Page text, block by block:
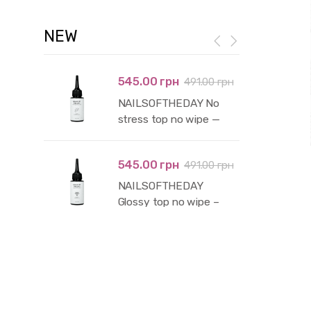
NEW
545.00 грн 491.00 грн
NAILSOFTHEDAY No
stress top no wipe —
фільтрів, 50 мл
545.00 грн 491.00 грн
NAILSOFTHEDAY
Glossy top no wipe –